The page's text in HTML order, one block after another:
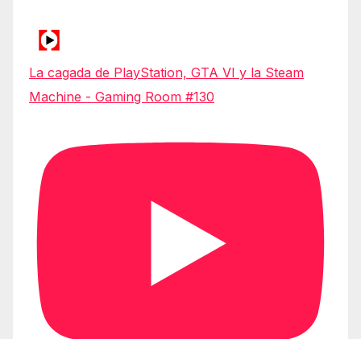
La cagada de PlayStation, GTA VI y la Steam
Machine - Gaming Room #130